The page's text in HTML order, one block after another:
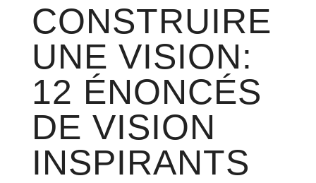
CONSTRUIRE
UNE VISION:
12 ÉNONCÉS
DE VISION
INSPIRANTS